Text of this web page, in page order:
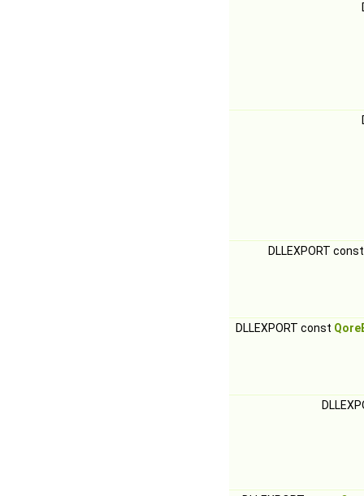
DLLEXPORT
DLLEXPORT const